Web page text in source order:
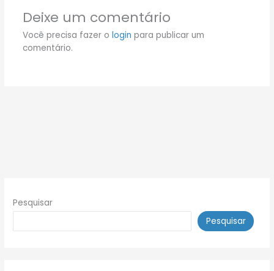
Deixe um comentário
Você precisa fazer o login para publicar um
comentário.
Pesquisar
Pesquisar